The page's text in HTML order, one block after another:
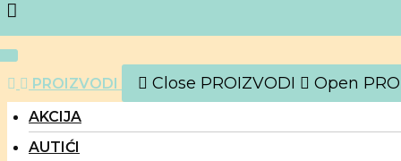
PROIZVODI Close PROIZVODI Open
AKCIJA
AUTIĆI